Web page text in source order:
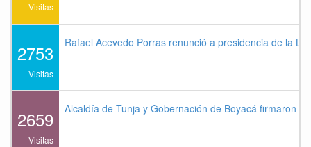
Visitas
2753
Visitas
Rafael Acevedo Porras renunció a presidencia de la
2659
Visitas
Alcaldía de Tunja y Gobernación de Boyacá firmaron